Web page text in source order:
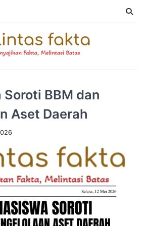
BBM dan
Aset Daerah